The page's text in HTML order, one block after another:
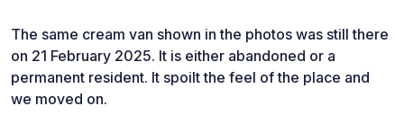
The same cream van shown in the photos was still there
on 21 February 2025. It is either abandoned or a
permanent resident. It spoilt the feel of the place and
we moved on.